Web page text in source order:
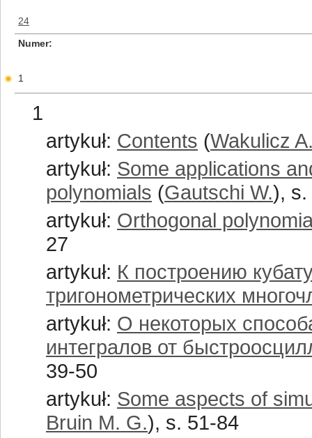
24
Numer
1
1
artykuł: Contents (Wakulicz
artykuł: Some applications
polynomials (Gautschi W.), s.
artykuł: Orthogonal
27
artykuł: К построению
тригонометрических
artykuł: О некоторых
интегралов от
39-50
artykuł: Some aspects of
Bruin M. G.), s. 51-84